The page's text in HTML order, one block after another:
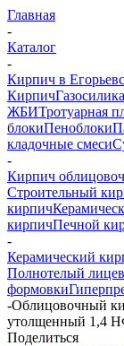
Главная
-
Каталог
-
Кирпич в
Кирпич
ЖБИТротуарная
блокиПеноблоки
кладочные смеси
-
Кирпич
Строительный
кирпич
кирпичПечной
-
Керамический
Полнотелый
формовки
-Облицовочный
утолщенный 1,4
Поделиться